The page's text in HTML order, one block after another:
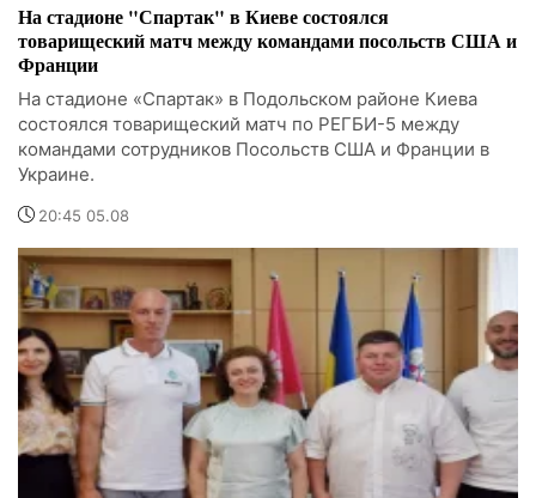
На стадионе "Спартак" в Киеве состоялся
товарищеский матч между командами посольств США и
Франции
На стадионе «Спартак» в Подольском районе Киева
состоялся товарищеский матч по РЕГБИ-5 между
командами сотрудников Посольств США и Франции в
Украине.
20:45 05.08